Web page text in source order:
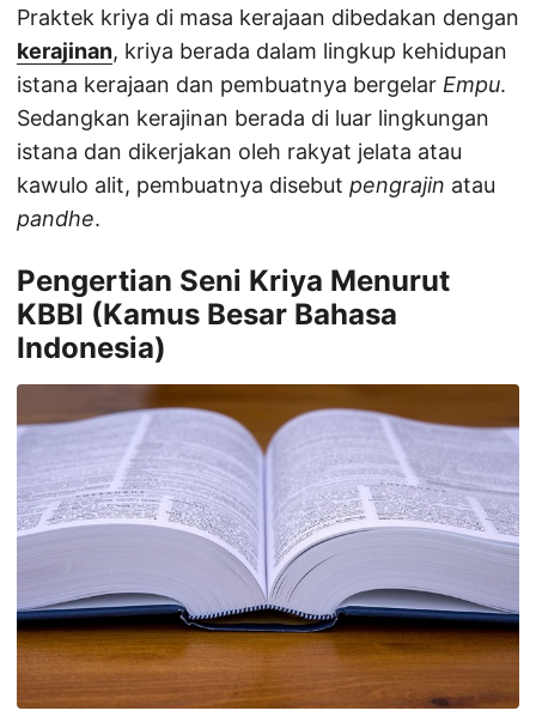
Praktek kriya di masa kerajaan dibedakan dengan
kerajinan, kriya berada dalam lingkup kehidupan
istana kerajaan dan pembuatnya bergelar Empu.
Sedangkan kerajinan berada di luar lingkungan
istana dan dikerjakan oleh rakyat jelata atau
kawulo alit, pembuatnya disebut pengrajin atau
pandhe.
Pengertian Seni Kriya Menurut
KBBI (Kamus Besar Bahasa
Indonesia)